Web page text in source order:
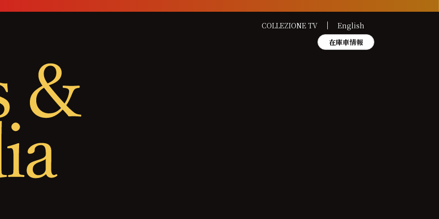
COLLEZIONE TV
English
在庫車情報